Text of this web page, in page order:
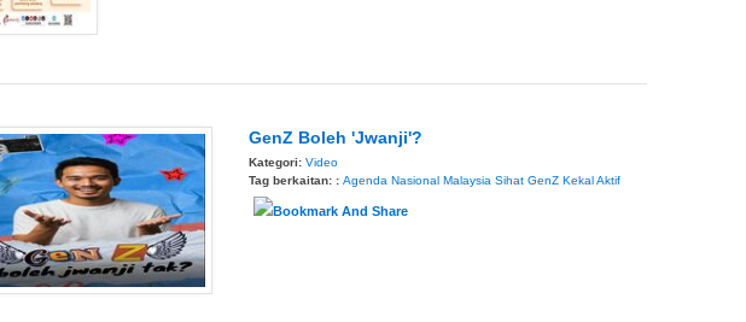
GenZ Boleh 'Jwanji'?
Kategori: Video
Tag berkaitan: : Agenda Nasional Malaysia Sihat GenZ Kekal Aktif